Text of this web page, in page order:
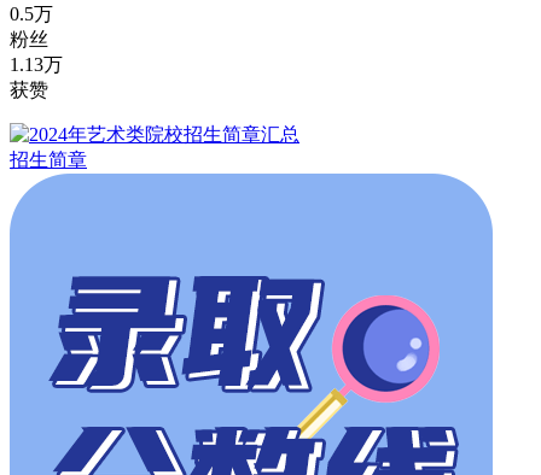
0.5万
粉丝
1.13万
获赞
招生简章